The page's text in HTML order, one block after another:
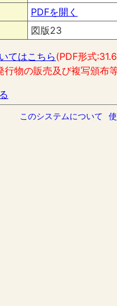
PDFを開く
図版23
てはこちら(PDF形式
物の販売及び複写頒布
このシステムについて